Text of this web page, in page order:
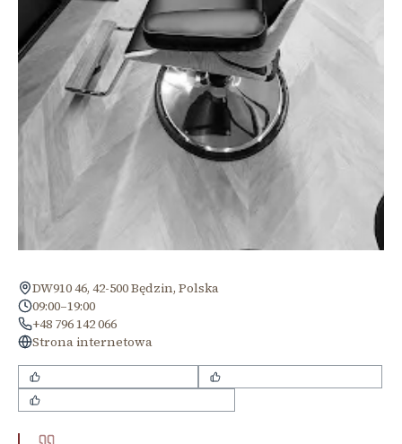
DW910 46, 42-500 Będzin, Polska
09:00–19:00
+48 796 142 066
Strona internetowa